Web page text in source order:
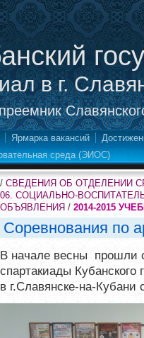
в г.
Ярмарка вакансий
среда (ЭИОС)
/ СВЕДЕНИЯ ОБ ОТДЕЛЕНИИ
06. СОЦИАЛЬНО-
ОБЪЯВЛЕНИЯ / 2014-2015
Соревнования по
В начале весны прошли
спартакиады Кубанского
в г.Славянске-на-